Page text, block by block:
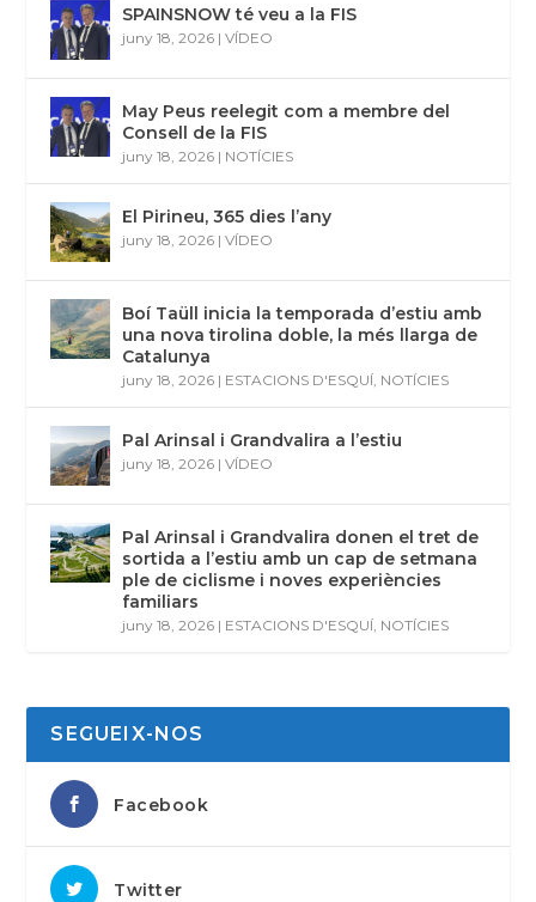
SPAINSNOW té veu a la FIS
juny 18, 2026 |VÍDEO
May Peus reelegit com a membre del
Consell de la FIS
juny 18, 2026 | NOTÍCIES
El Pirineu, 365 dies l’any
juny 18, 2026 |VÍDEO
Boí Taüll inicia la temporada d’estiu amb
una nova tirolina doble, la més llarga de
Catalunya
juny 18, 2026 | ESTACIONS D'ESQUÍ, NOTÍCIES
Pal Arinsal i Grandvalira a l’estiu
juny 18, 2026 |VÍDEO
Pal Arinsal i Grandvalira donen el tret de
sortida a l’estiu amb un cap de setmana
ple de ciclisme i noves experiències
familiars
juny 18, 2026 | ESTACIONS D'ESQUÍ, NOTÍCIES
SEGUEIX-NOS
Facebook
Twitter